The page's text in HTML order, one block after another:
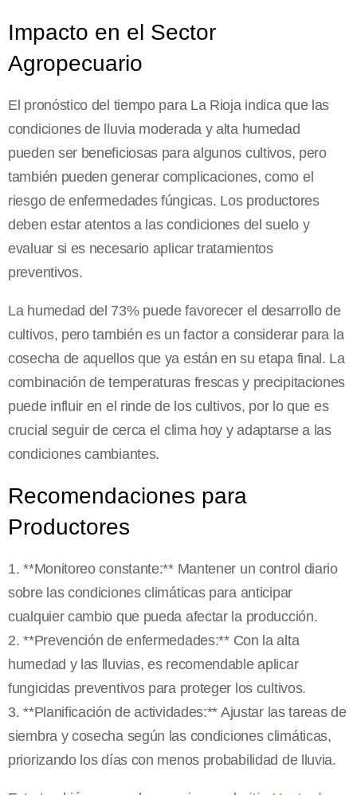
Impacto en el Sector
Agropecuario
El pronóstico del tiempo para La Rioja indica que las
condiciones de lluvia moderada y alta humedad
pueden ser beneficiosas para algunos cultivos, pero
también pueden generar complicaciones, como el
riesgo de enfermedades fúngicas. Los productores
deben estar atentos a las condiciones del suelo y
evaluar si es necesario aplicar tratamientos
preventivos.
La humedad del 73% puede favorecer el desarrollo de
cultivos, pero también es un factor a considerar para la
cosecha de aquellos que ya están en su etapa final. La
combinación de temperaturas frescas y precipitaciones
puede influir en el rinde de los cultivos, por lo que es
crucial seguir de cerca el clima hoy y adaptarse a las
condiciones cambiantes.
Recomendaciones para
Productores
1. **Monitoreo constante:** Mantener un control diario
sobre las condiciones climáticas para anticipar
cualquier cambio que pueda afectar la producción.
2. **Prevención de enfermedades:** Con la alta
humedad y las lluvias, es recomendable aplicar
fungicidas preventivos para proteger los cultivos.
3. **Planificación de actividades:** Ajustar las tareas de
siembra y cosecha según las condiciones climáticas,
priorizando los días con menos probabilidad de lluvia.